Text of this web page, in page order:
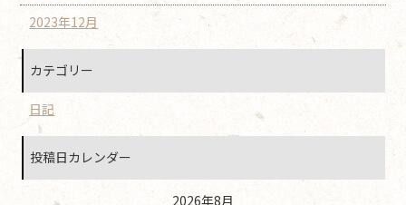
2023年12月
カテゴリー
日記
投稿日カレンダー
2026年8月